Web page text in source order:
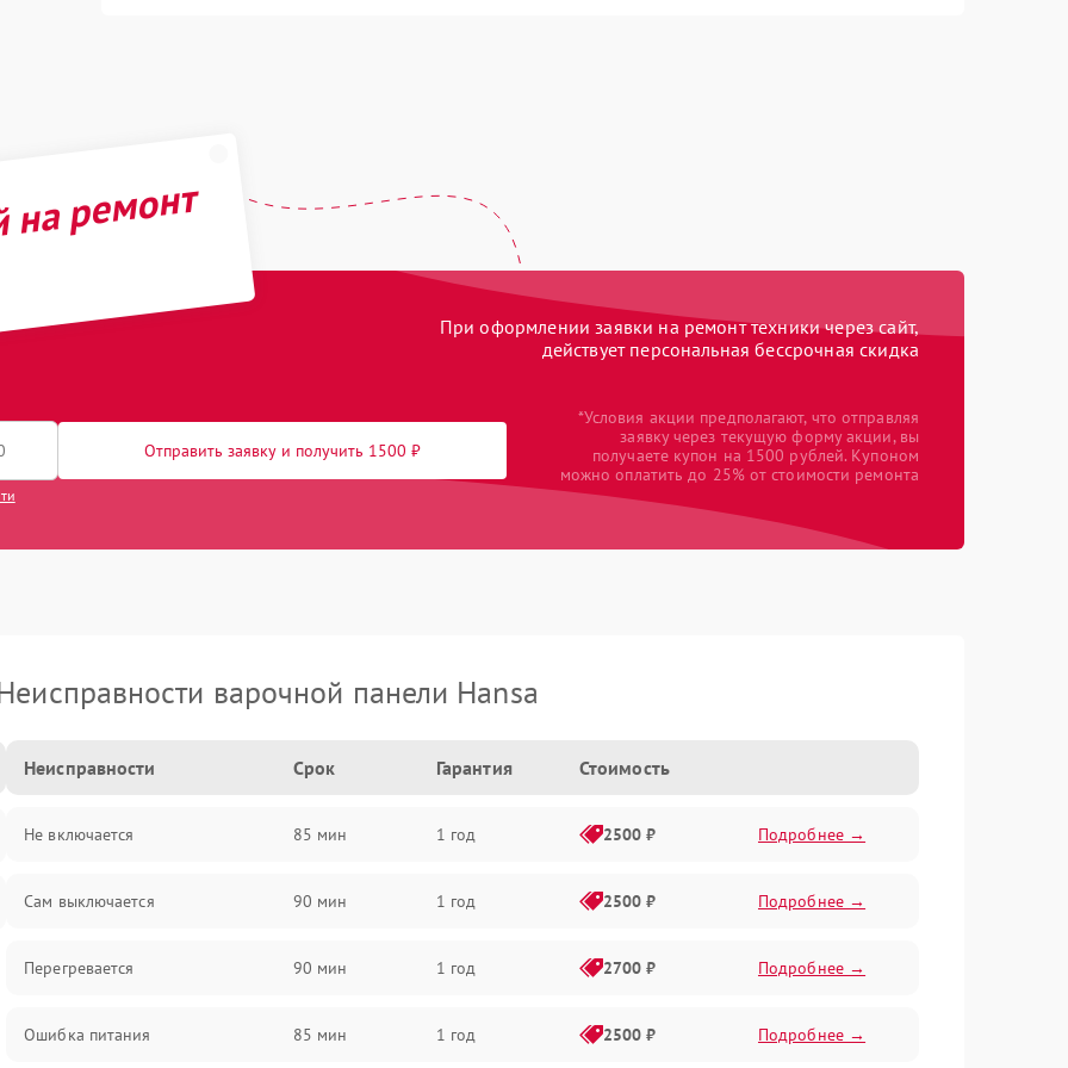
ремонт
При оформлении заявки на ремонт техники через сайт,
действует персональная бессрочная скидка
Отправить заявку и получить 1500 ₽
*Условия акции предполагают, что отправляя
заявку через текущую форму акции, вы
получаете купон на 1500 рублей. Купоном
можно оплатить до 25% от стоимости ремонта
варочной панели Hansa
Неисправности Срок Гарантия Стоимость
Не включается 85 мин 1 год 2500 ₽ Подробнее →
Сам выключается 90 мин 1 год 2500 ₽ Подробнее →
Перегревается 90 мин 1 год 2700 ₽ Подробнее →
Ошибка питания 85 мин 1 год 2500 ₽ Подробнее →